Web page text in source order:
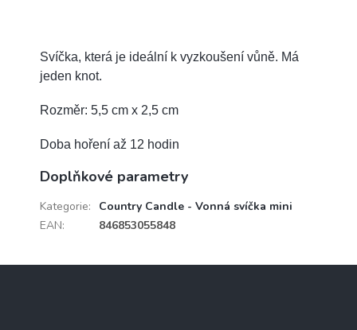
Svíčka, která je ideální k vyzkoušení vůně. Má
jeden knot.
Rozměr: 5,5 cm x 2,5 cm
Doba hoření až 12 hodin
Doplňkové parametry
Kategorie:
Country Candle - Vonná svíčka mini
EAN: 846853055848